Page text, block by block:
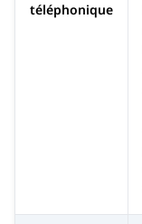
téléphonique